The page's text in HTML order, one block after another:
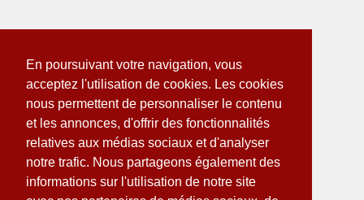
En poursuivant votre navigation, vous
acceptez l'utilisation de cookies. Les cookies
nous permettent de personnaliser le contenu
et les annonces, d'offrir des fonctionnalités
relatives aux médias sociaux et d'analyser
notre trafic. Nous partageons également des
informations sur l'utilisation de notre site